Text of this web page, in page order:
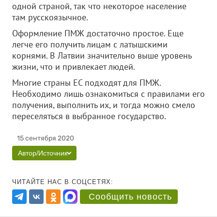
одной страной, так что некоторое население
там русскоязычное.
Оформление ПМЖ достаточно простое. Еще
легче его получить лицам с латышскими
корнями. В Латвии значительно выше уровень
жизни, что и привлекает людей.
Многие страны ЕС подходят для ПМЖ.
Необходимо лишь ознакомиться с правилами его
получения, выполнить их, и тогда можно смело
переселяться в выбранное государство.
15 сентября 2020
Автор/Источник
ЧИТАЙТЕ НАС В СОЦСЕТЯХ:
Сообщить новость